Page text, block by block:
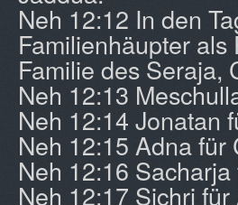
Neh 12:12 In den
Familienhäupter
Familie des Seraja,
Neh 12:13
Neh 12:14 Jonatan
Neh 12:15 Adna für
Neh 12:16
Neh 12:17 Sichri